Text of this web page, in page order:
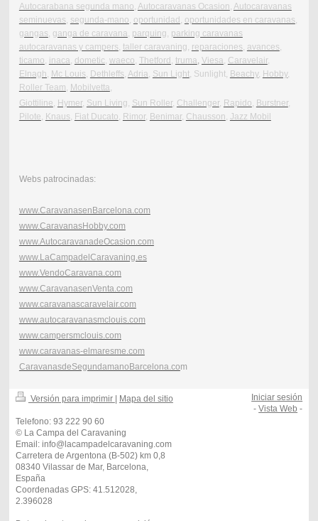
Autocarabana segunda mano Autocaravanas Ocasion Autocaravanas
seminuevas segunda-mano oportunidad oportunidades en caravanas
gangas ganga de caravana parquing parking caravanas
autocaravanas y campers taller caravaning reparaciones avances
ticamo inaca dometic waeco Thetford truma Viesa Caravelair,
Elnagh, Mc Louis Dethleffs Adria Sun Light, Sunlight, Beachy, Hobby,
Roller Team Mobilvetta
Giottiline Hymer, Sun Living Sun Roller, Challenger, Rapido Burstner,
Pilote Knaus Fiat Ducato Rimor, Benimar, Chausson Jazz Mobil
Webs patrocinadas:
www.CaravanasenBarcelona.com
www.CaravanasHobby.com
www.AutocaravanadeOcasion.com
www.LaCampadelCaravaning.es
www.VendoCaravana.com
www.CaravanasenVenta.com
www.caravanascaravelair.com
www.autocaravanasmclouis.com
www.campersmclouis.com
www.caravanas-elmaresme.com
CaravanasdeSegundamanoBarcelona.com
Versión para imprimir Mapa del sitio
Telefono: 93 222 90 60
© La Campa del Caravaning
Email: info@lacampadelcaravaning.com
Carretera de Argentona (B-502) km 0,8
08340 Vilassar de Mar, Barcelona,
España
Coordenadas GPS: 41.512028,
2.396028
Iniciar sesión
-Vista Web -